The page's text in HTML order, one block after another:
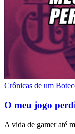
Crônicas de um
O meu jogo
A vida de gamer até